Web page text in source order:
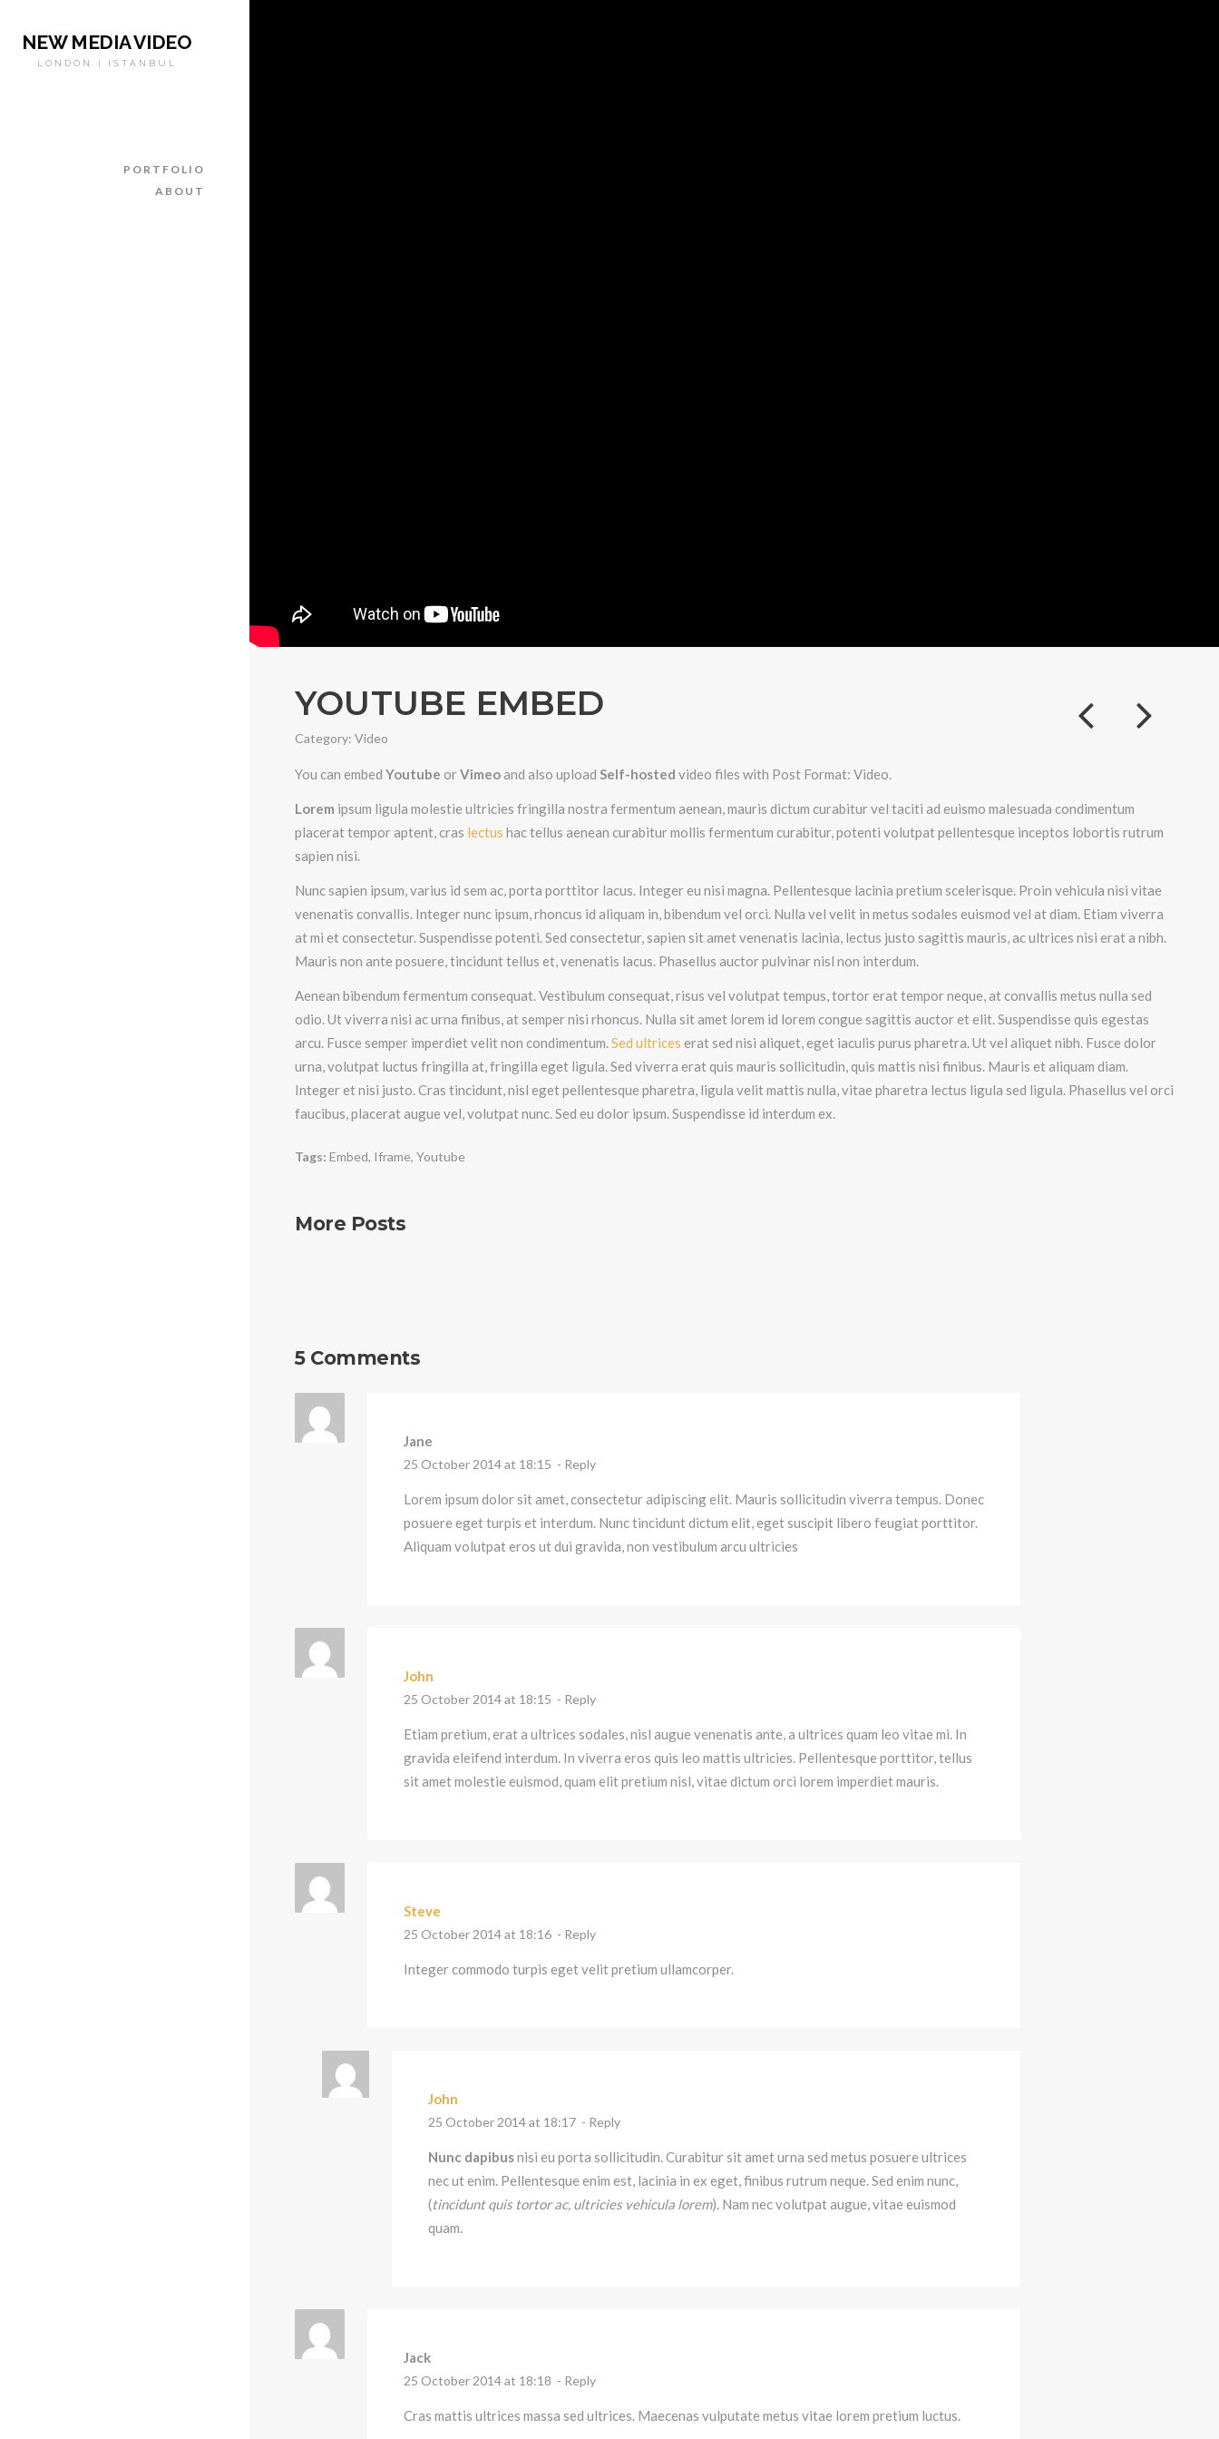
NEW MEDIA VIDEO
LONDON | ISTANBUL
PORTFOLIO
ABOUT
YOUTUBE EMBED
Category: Video
You can embed Youtube orVimeoand also upload Self-hosted video files with Post Format: Video.
Lorem ipsum ligula molestie ultricies fringilla nostra fermentum aenean, mauris dictum curabitur vel taciti ad euismo malesuada condimentum
placerat tempor aptent, cras lectus hac tellus aenean curabitur mollis fermentum curabitur, potenti volutpat pellentesque inceptos lobortis rutrum
sapien nisi.
Nunc sapien ipsum, varius id sem ac, porta porttitor lacus. Integer eu nisi magna. Pellentesque lacinia pretium scelerisque. Proin vehicula nisi vitae
venenatis convallis. Integer nunc ipsum, rhoncus id aliquam in, bibendum vel orci. Nulla vel velit in metus sodales euismod vel at diam. Etiam viverra
at mi et consectetur. Suspendisse potenti. Sed consectetur, sapien sit amet venenatis lacinia, lectus justo sagittis mauris, ac ultrices nisi erat a nibh.
Mauris non ante posuere, tincidunt tellus et, venenatis lacus. Phasellus auctor pulvinar nisl non interdum.
Aenean bibendum fermentum consequat. Vestibulum consequat, risus vel volutpat tempus, tortor erat tempor neque, at convallis metus nulla sed
odio. Ut viverra nisi ac urna finibus, at semper nisi rhoncus. Nulla sit amet lorem id lorem congue sagittis auctor et elit. Suspendisse quis egestas
arcu. Fusce semper imperdiet velit non condimentum.Sed ultrices erat sed nisi aliquet, eget iaculis purus pharetra. Ut vel aliquet nibh. Fusce dolor
urna, volutpat luctus fringilla at, fringilla eget ligula. Sed viverra erat quis mauris sollicitudin, quis mattis nisi finibus. Mauris et aliquam diam.
Integer et nisi justo. Cras tincidunt, nisl eget pellentesque pharetra, ligula velit mattis nulla, vitae pharetra lectus ligula sed ligula. Phasellus vel orci
faucibus, placerat augue vel, volutpat nunc. Sed eu dolor ipsum. Suspendisse id interdum ex.
Tags: Embed, Iframe, Youtube
More Posts
5 Comments
Jane
25 October 2014 at 18:15 - Reply
Lorem ipsum dolor sit amet, consectetur adipiscing elit. Mauris sollicitudin viverra tempus. Donec
posuere eget turpis et interdum. Nunc tincidunt dictum elit, eget suscipit libero feugiat porttitor.
Aliquam volutpat eros ut dui gravida, non vestibulum arcu ultricies
John
25 October 2014 at 18:15 - Reply
Etiam pretium, erat a ultrices sodales, nisl augue venenatis ante, a ultrices quam leo vitae mi. In
gravida eleifend interdum. In viverra eros quis leo mattis ultricies. Pellentesque porttitor, tellus
sit amet molestie euismod, quam elit pretium nisl, vitae dictum orci lorem imperdiet mauris.
Steve
25 October 2014 at 18:16 - Reply
Integer commodo turpis eget velit pretium ullamcorper.
John
25 October 2014 at 18:17 - Reply
Nunc dapibusnisi eu porta sollicitudin. Curabitur sit amet urna sed metus posuere ultrices
nec ut enim. Pellentesque enim est, lacinia in ex eget, finibus rutrum neque. Sed enim nunc,
(tincidunt quis tortor ac, ultricies vehicula lorem). Nam nec volutpat augue, vitae euismod
quam.
Jack
25 October 2014 at 18:18 - Reply
Cras mattis ultrices massa sed ultrices. Maecenas vulputate metus vitae lorem pretium luctus.